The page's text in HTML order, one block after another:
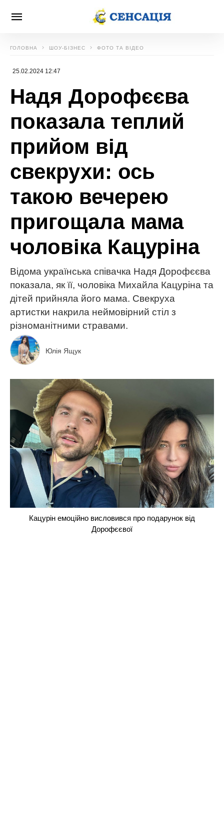
ГОЛОВНА ШОУ-БІЗНЕС ФОТО ТА ВІДЕО
25.02.2024 12:47
Надя Дорофєєва
показала теплий
прийом від
свекрухи: ось
такою вечерею
пригощала мама
чоловіка Кацуріна
Відома українська співачка Надя Дорофєєва
показала, як її, чоловіка Михайла Кацуріна та
дітей прийняла його мама. Свекруха
артистки накрила неймовірний стіл з
різноманітними стравами.
Юлія Ящук
Кацурін емоційно висловився про подарунок від
Дорофєєвої